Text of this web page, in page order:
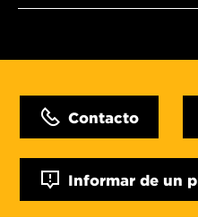
Contacto
Informar de un